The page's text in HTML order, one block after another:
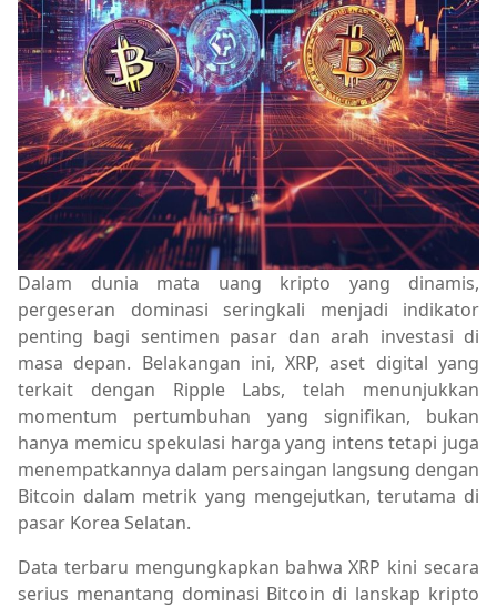
Dalam dunia mata uang kripto yang dinamis,
pergeseran dominasi seringkali menjadi indikator
penting bagi sentimen pasar dan arah investasi di
masa depan. Belakangan ini, XRP, aset digital yang
terkait dengan Ripple Labs, telah menunjukkan
momentum pertumbuhan yang signifikan, bukan
hanya memicu spekulasi harga yang intens tetapi juga
menempatkannya dalam persaingan langsung dengan
Bitcoin dalam metrik yang mengejutkan, terutama di
pasar Korea Selatan.
Data terbaru mengungkapkan bahwa XRP kini secara
serius menantang dominasi Bitcoin di lanskap kripto